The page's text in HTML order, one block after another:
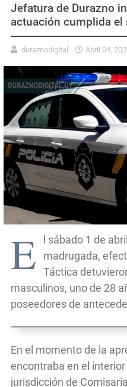
Jefatura de Durazno
actuación cumplida el
duraznodigital Abril 04,
E
l sábado 1 de
madrugada,
Táctica
masculinos, uno de 28
poseedores de
En el momento de la
encontraba en el
jurisdicción de